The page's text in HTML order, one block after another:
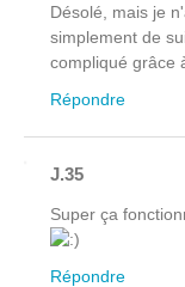
Désolé, mais je
simplement de
compliqué grâce
Répondre
J.35
Super ça
Répondre